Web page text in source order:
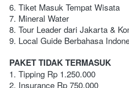
6. Tiket Masuk Tempat Wisata
7. Mineral Water
8. Tour Leader dari Jakarta &
9. Local Guide Berbahasa
PAKET TIDAK TERMASUK
1. Tipping Rp 1.250.000
2. Insurance Rp 750.000